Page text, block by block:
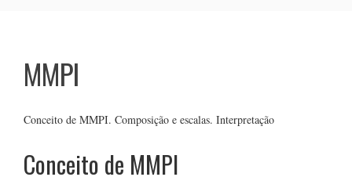
MMPI
Conceito de MMPI. Composição e escalas. Interpretação
Conceito de MMPI